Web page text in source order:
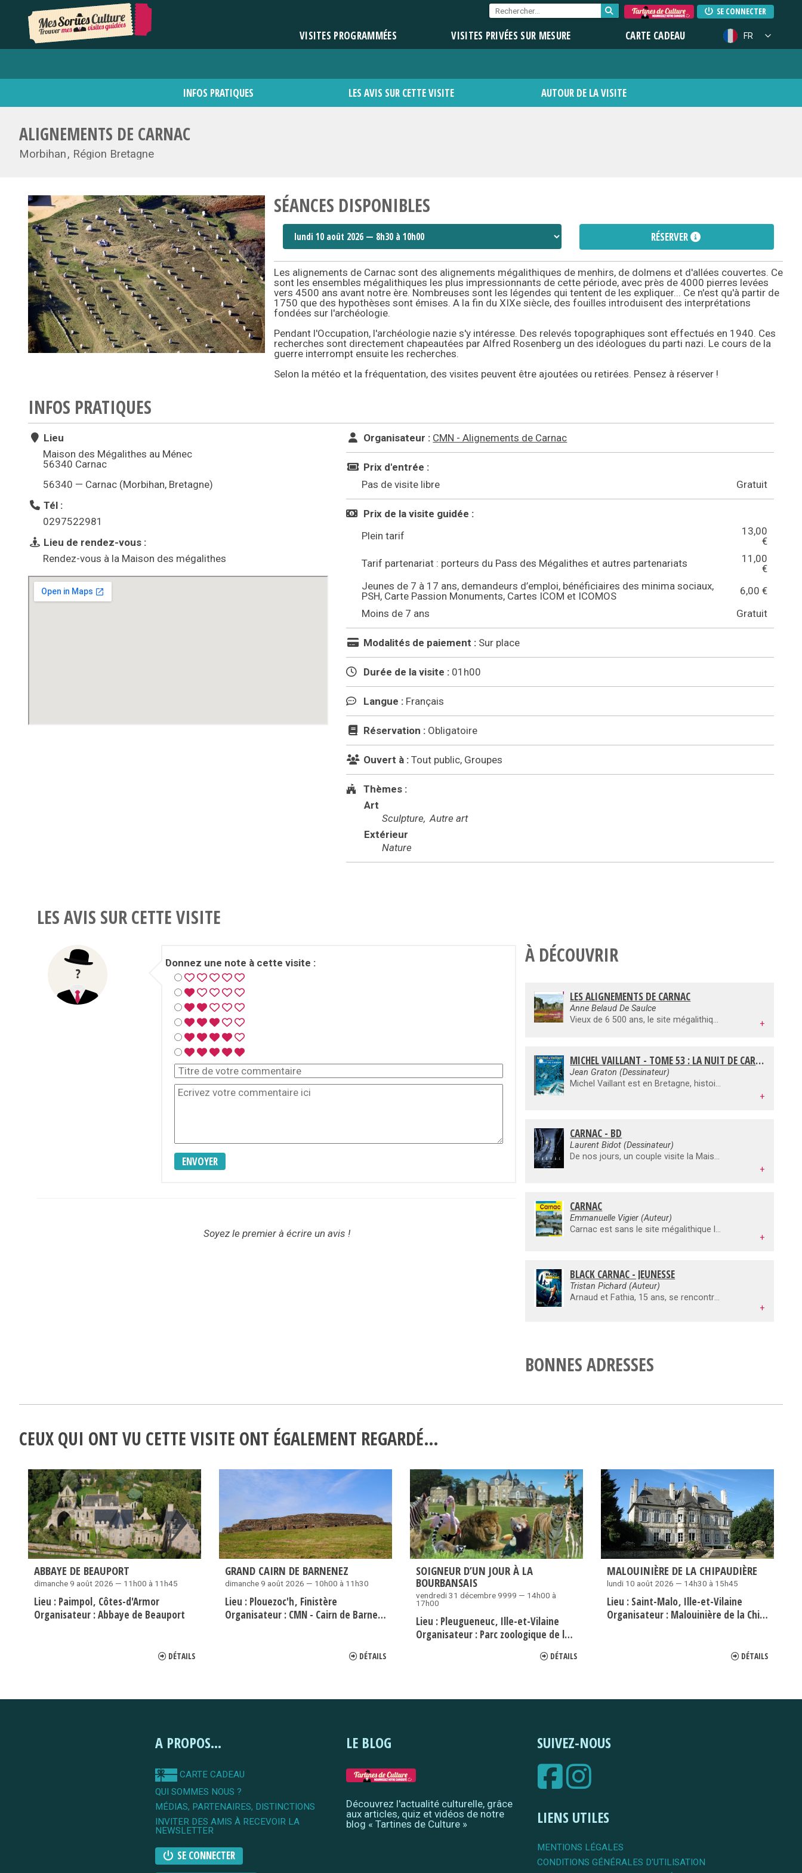
SE CONNECTER
VISITES PROGRAMMÉES VISITES PRIVÉES SUR MESURE CARTE CADEAU FR
INFOS PRATIQUES LES AVIS SUR CETTE VISITE AUTOUR DE LA VISITE
ALIGNEMENTS DE CARNAC
Morbihan Région Bretagne
SÉANCES DISPONIBLES
RÉSERVER
Les alignements de Carnac sont des alignements mégalithiques de menhirs, de dolmens et d'allées couvertes. Ce
sont les ensembles mégalithiques les plus impressionnants de cette période, avec près de 4000 pierres levées
vers 4500 ans avant notre ère. Nombreuses sont les légendes qui tentent de les expliquer... Ce n'est qu'à partir de
1750 que des hypothèses sont émises. A la fin du XIXe siècle, des fouilles introduisent des interprétations
fondées sur l'archéologie.
Pendant l'Occupation, l'archéologie nazie s'y intéresse. Des relevés topographiques sont effectués en 1940. Ces
recherches sont directement chapeautées par Alfred Rosenberg un des idéologues du parti nazi. Le cours de la
guerre interrompt ensuite les recherches.
Selon la météo et la fréquentation, des visites peuvent être ajoutées ou retirées. Pensez à réserver !
INFOS PRATIQUES
Lieu
Maison des Mégalithes au Ménec
56340 Carnac
56340 — Carnac (Morbihan, Bretagne)
Tél :
0297522981
Lieu de rendez-vous :
Rendez-vous à la Maison des mégalithes
Organisateur : CMN - Alignements de Carnac
Prix d'entrée :
Pas de visite libre
Gratuit
Prix de la visite guidée :
Plein tarif
13,00
€
Tarif partenariat : porteurs du Pass des Mégalithes et autres partenariats
11,00
€
Jeunes de 7 à 17 ans, demandeurs d’emploi, bénéficiaires des minima sociaux,
PSH, Carte Passion Monuments, Cartes ICOM et ICOMOS
6,00 €
Moins de 7 ans
Gratuit
Modalités de paiement : Sur place
Durée de la visite : 01h00
Langue : Français
Réservation : Obligatoire
Ouvert à : Tout public, Groupes
Thèmes :
Art
Sculpture Autre art
Extérieur
Nature
LES AVIS SUR CETTE VISITE
Donnez une note à cette visite :
ENVOYER
Soyez le premier à écrire un avis !
À DÉCOUVRIR
LES ALIGNEMENTS DE CARNAC
Anne Belaud De Saulce
Vieux de 6 500 ans, le site mégalithique de Carnac est un haut lieu de la préhistoire européenne. Ses quelques 3000 menhirs sont répartis sur 40 hectares et 4 kilomètres de longueur selon une organisation architecturée pleine de démesure. Des études récentes ont permis de rattacher l’histoire de ces alignements aux évolutions intervenues au cours du Néolithique, début de la vie sédentaire. Les files de menhirs permettaient le cheminement vers un espace considéré comme sacré, “les enceintes”. En se basant sur les acquis des dernières recherches, l’auteur retrace, dans une première partie, l’histoire de ces temples du Néolithiques, leur signification, la société qui les a générés et les hommes qui les ont construits. La seconde partie propose, par l’image commentée, une promenade parmi les 3 grands champs de menhirs de Kerlescan, Kermario et Le Ménec.
+
MICHEL VAILLANT - TOME 53 : LA NUIT DE CARNAC - BD
Jean Graton (Dessinateur)
Michel Vaillant est en Bretagne, histoire d'aider des amis en participant à une course de OffShore, ces formule 1 des mers. Pendant les essais en mer, il vire très près d'un chalutier. Il décide de s'excuser auprès du patron pêcheur et lui propose ses services pour réparation. Jouant les chauffeurs, il va se retrouver impliqué dans une aventure ramenant ses protagonistes 200 ans en arrière... au milieu des alignements de Carnac.
+
CARNAC - BD
Laurent Bidot (Dessinateur)
De nos jours, un couple visite la Maison des mégalithes, sur le site des alignements de Carnac. La jeune femme est fascinée par une pierre d'ambre ronde et rouge, pierre de mémoire. Troublée, elle perd connaissance. Plus de 3000 ans avant Jésus Christ, le bel Erhar, tailleur de pierre et architecte des lieux sacrés, tombe amoureux de Syll. Il offre à la jeune femme une fascinante pierre d'ambre rapportée d'un voyage dans le nord...En partenariat avec les Monuments Nationaux, voici une jolie histoire qui nimbe d'amour, de magie et de vengeance l'un des sites historiques les plus mystérieux de France.Cet album a été coréalisé par Glénat et les Éditions du Patrimoine.
+
CARNAC
Emmanuelle Vigier (Auteur)
Carnac est sans le site mégalithique le plus connu de France. Haut-lieu du néolithique, dolmens, menhirs et allées couvertes y sont déployés sur plusieurs sites selon des alignements que les préhistoriens cherchent à interpréter et comprendre depuis le XIXème siècle. Ce livre présente les sites que l'on peut visiter à Carnac et aux alentours immédiats et explique au visiteur ce que les archéologues et préhistoriens ont découvert tant sur le mode de construction et d'érection des mégalithes que sur leur fonction sociale et/ou religieuse dans la société néolithique bretonne.
+
BLACK CARNAC - JEUNESSE
Tristan Pichard (Auteur)
Arnaud et Fathia, 15 ans, se rencontrent pendant l'été à Carnac. Un ancien voleur, désormais devenu un grand-père tranquille, les prend sous son aile. Ils partent à la recherche d'un ancien butin caché. Mais d'autres personnages mal intentionnés veulent aussi leur part. Les mégalithes du néolithique sont au coeur de l'intrigue.
+
BONNES ADRESSES
CEUX QUI ONT VU CETTE VISITE ONT ÉGALEMENT REGARDÉ…
ABBAYE DE BEAUPORT
dimanche 9 août 2026 — 11h00 à 11h45
Lieu : Paimpol Côtes-d'Armor
Organisateur :Abbaye de Beauport
DÉTAILS
GRAND CAIRN DE BARNENEZ
dimanche 9 août 2026 — 10h00 à 11h30
Lieu : Plouezoc'h Finistère
Organisateur : CMN - Cairn de Barnenez
DÉTAILS
SOIGNEUR D’UN JOUR À LA
BOURBANSAIS
vendredi 31 décembre 9999 — 14h00 à
17h00
Lieu : Pleugueneuc Ille-et-Vilaine
Organisateur : Parc zoologique de la Bourbansais
DÉTAILS
MALOUINIÈRE DE LA CHIPAUDIÈRE
lundi 10 août 2026 — 14h30 à 15h45
Lieu : Saint-Malo Ille-et-Vilaine
Organisateur : Malouinière de la Chipaudière
DÉTAILS
A PROPOS...
CARTE CADEAU
QUI SOMMES NOUS ?
MÉDIAS, PARTENAIRES, DISTINCTIONS
INVITER DES AMIS À RECEVOIR LA
NEWSLETTER
SE CONNECTER
LE BLOG
Découvrez l'actualité culturelle, grâce
aux articles, quiz et vidéos de notre
blog « Tartines de Culture »
SUIVEZ-NOUS
LIENS UTILES
MENTIONS LÉGALES
CONDITIONS GÉNÉRALES D'UTILISATION